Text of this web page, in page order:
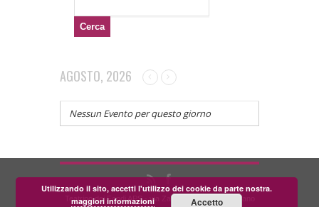
AGOSTO, 2026
Nessun Evento per questo giorno
Teatrino dei Fondi APS - via Zara, 58 56024 Corazzano
Utilizzando il sito, accetti l'utilizzo dei cookie da parte nostra.
maggiori informazioni
Accetto